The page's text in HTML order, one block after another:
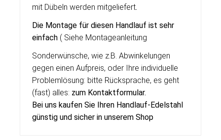
mit Dübeln werden mitgeliefert.
Die Montage für diesen Handlauf ist sehr
einfach ( Siehe Montageanleitung
Sonderwünsche, wie z.B. Abwinkelungen
gegen einen Aufpreis, oder Ihre individuelle
Problemlösung: bitte Rücksprache, es geht
(fast) alles: zum Kontaktformular.
Bei uns kaufen Sie Ihren Handlauf-Edelstahl
günstig und sicher in unserem Shop